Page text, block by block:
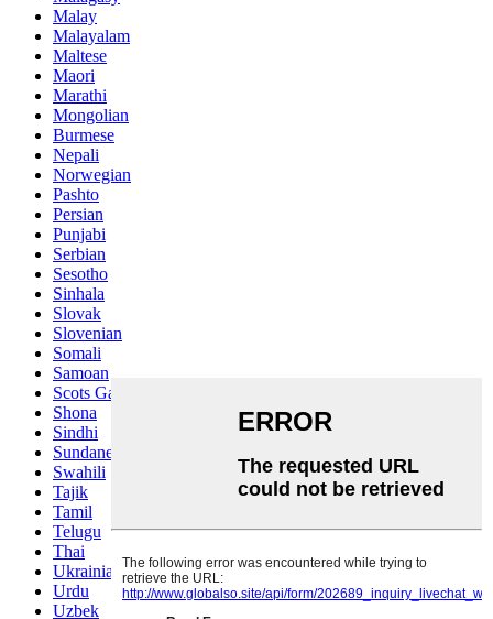
Malay
Malayalam
Maltese
Maori
Marathi
Mongolian
Burmese
Nepali
Norwegian
Pashto
Persian
Punjabi
Serbian
Sesotho
Sinhala
Slovak
Slovenian
Somali
Samoan
Scots Gaelic
Shona
Sindhi
Sundanese
Swahili
Tajik
Tamil
Telugu
Thai
Ukrainian
Urdu
Uzbek